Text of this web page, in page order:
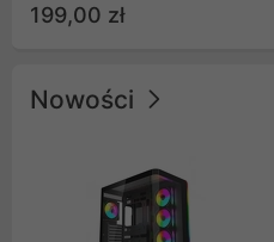
199,00 zł
Nowości